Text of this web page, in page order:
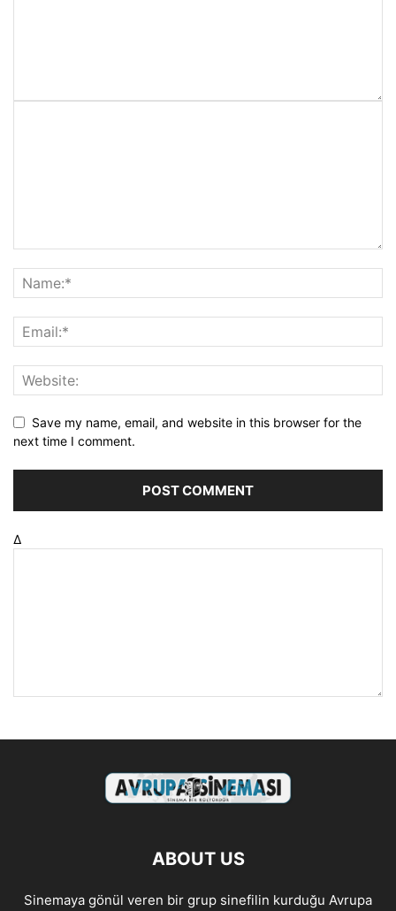
Save my name, email, and website in this browser for the
next time I comment.
Δ
ABOUT US
Sinemaya gönül veren bir grup sinefilin kurduğu Avrupa